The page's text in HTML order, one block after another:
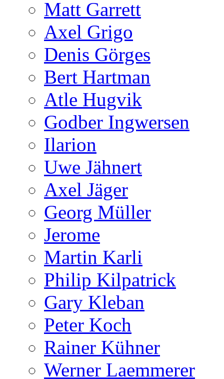
Matt Garrett
Axel Grigo
Denis Görges
Bert Hartman
Atle Hugvik
Godber Ingwersen
Ilarion
Uwe Jähnert
Axel Jäger
Georg Müller
Jerome
Martin Karli
Philip Kilpatrick
Gary Kleban
Peter Koch
Rainer Kühner
Werner Laemmerer